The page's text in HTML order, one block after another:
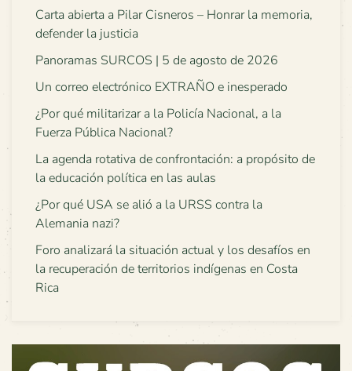
Carta abierta a Pilar Cisneros – Honrar la memoria,
defender la justicia
Panoramas SURCOS | 5 de agosto de 2026
Un correo electrónico EXTRAÑO e inesperado
¿Por qué militarizar a la Policía Nacional, a la
Fuerza Pública Nacional?
La agenda rotativa de confrontación: a propósito de
la educación política en las aulas
¿Por qué USA se alió a la URSS contra la
Alemania nazi?
Foro analizará la situación actual y los desafíos en
la recuperación de territorios indígenas en Costa
Rica